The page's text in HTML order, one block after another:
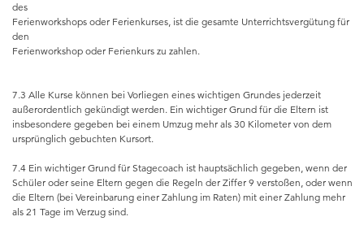
des
Ferienworkshops oder Ferienkurses, ist die gesamte Unterrichtsvergütung für
den
Ferienworkshop oder Ferienkurs zu zahlen.
7.3 Alle Kurse können bei Vorliegen eines wichtigen Grundes jederzeit
außerordentlich gekündigt werden. Ein wichtiger Grund für die Eltern ist
insbesondere gegeben bei einem Umzug mehr als 30 Kilometer von dem
ursprünglich gebuchten Kursort.
7.4 Ein wichtiger Grund für Stagecoach ist hauptsächlich gegeben, wenn der
Schüler oder seine Eltern gegen die Regeln der Ziffer 9 verstoßen, oder wenn
die Eltern (bei Vereinbarung einer Zahlung im Raten) mit einer Zahlung mehr
als 21 Tage im Verzug sind.